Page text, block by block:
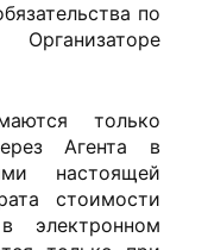
по
только
Агента в
настоящей
стоимости
электронном